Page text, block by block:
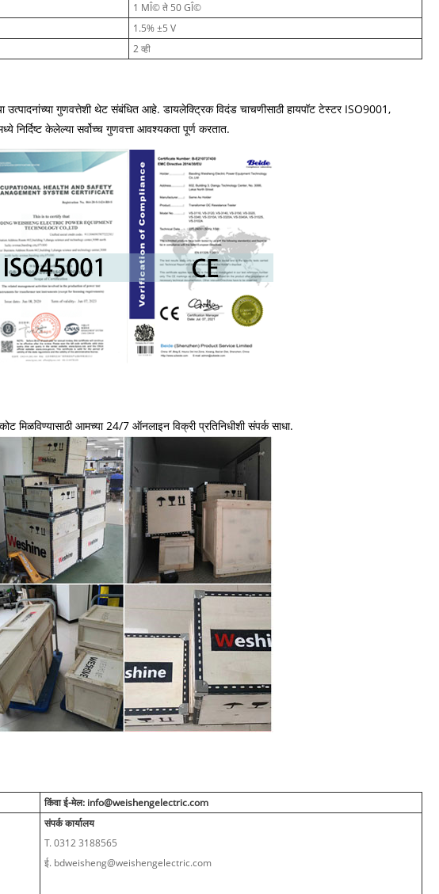
1 MÎ© ते 50 GÎ©
1.5% ±5 V
2 व्ही
गुणवत्तेशी थेट संबंधित आहे. डायलेक्ट्रिक विदंड चाचणीसाठी हायपॉट टेस्टर ISO9001,
निर्दिष्ट केलेल्या सर्वोच्च गुणवत्ता आवश्यकता पूर्ण करतात.
आमच्या 24/7 ऑनलाइन विक्री प्रतिनिधीशी संपर्क साधा.
किंवा ई-मेल: info@weishengelectric.com
संपर्क कार्यालय
T. 0312 3188565
ई. bdweisheng@weishengelectric.com